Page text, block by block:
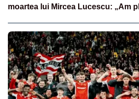
moartea lui Mircea Lucescu: „Am